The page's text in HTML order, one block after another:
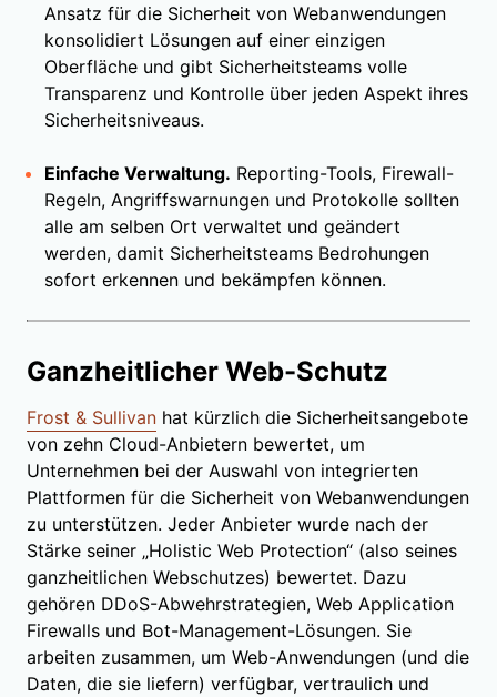
Ansatz für die Sicherheit von Webanwendungen
konsolidiert Lösungen auf einer einzigen
Oberfläche und gibt Sicherheitsteams volle
Transparenz und Kontrolle über jeden Aspekt ihres
Sicherheitsniveaus.
Einfache Verwaltung. Reporting-Tools, Firewall-
Regeln, Angriffswarnungen und Protokolle sollten
alle am selben Ort verwaltet und geändert
werden, damit Sicherheitsteams Bedrohungen
sofort erkennen und bekämpfen können.
Ganzheitlicher Web-Schutz
Frost & Sullivan hat kürzlich die Sicherheitsangebote
von zehn Cloud-Anbietern bewertet, um
Unternehmen bei der Auswahl von integrierten
Plattformen für die Sicherheit von Webanwendungen
zu unterstützen. Jeder Anbieter wurde nach der
Stärke seiner „Holistic Web Protection“ (also seines
ganzheitlichen Webschutzes) bewertet. Dazu
gehören DDoS-Abwehrstrategien, Web Application
Firewalls und Bot-Management-Lösungen. Sie
arbeiten zusammen, um Web-Anwendungen (und die
Daten, die sie liefern) verfügbar, vertraulich und